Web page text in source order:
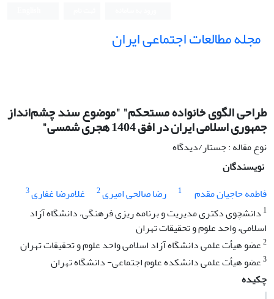
مجله مطالعات اجتماعی ایران
طراحی الگوی خانواده مستحکم" "موضوع سند چشم‌انداز
جمهوری اسلامی ایران در افق 1404 هجری شمسی"
نوع مقاله : جستار/دیدگاه
نویسندگان
فاطمه حاجیان مقدم
1 رضا صالحی امیری2 غلامرضا غفاری3
1 دانشچوی دکتری مدیریت و برنامه ریزی فرهنگی، دانشگاه آزاد
اسلامی، واحد علوم و تحقیقات تهران
2عضو هیأت علمی دانشگاه آزاد اسلامی واحد علوم و تحقیقات تهران
3عضو هیأت علمی دانشکده علوم اجتماعی- دانشگاه تهران
چکیده